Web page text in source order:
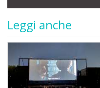
Leggi anche